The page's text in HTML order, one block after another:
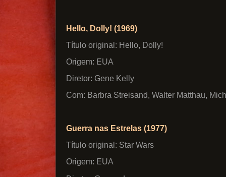
Hello, Dolly! (1969)
Título original: Hello, Dolly!
Origem: EUA
Diretor: Gene Kelly
Com: Barbra Streisand, Walter Matthau,
Guerra nas Estrelas (1977)
Título original: Star Wars
Origem: EUA